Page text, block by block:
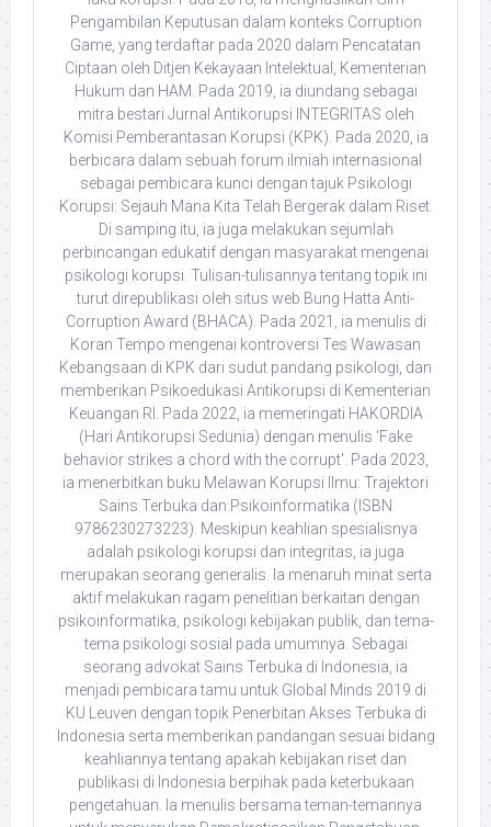
Pengambilan Keputusan dalam konteks Corruption
Game, yang terdaftar pada 2020 dalam Pencatatan
Ciptaan oleh Ditjen Kekayaan Intelektual, Kementerian
Hukum dan HAM. Pada 2019, ia diundang sebagai
mitra bestari Jurnal Antikorupsi INTEGRITAS oleh
Komisi Pemberantasan Korupsi (KPK). Pada 2020, ia
berbicara dalam sebuah forum ilmiah internasional
sebagai pembicara kunci dengan tajuk Psikologi
Korupsi: Sejauh Mana Kita Telah Bergerak dalam Riset.
Di samping itu, ia juga melakukan sejumlah
perbincangan edukatif dengan masyarakat mengenai
psikologi korupsi. Tulisan-tulisannya tentang topik ini
turut direpublikasi oleh situs web Bung Hatta Anti-
Corruption Award (BHACA). Pada 2021, ia menulis di
Koran Tempo mengenai kontroversi Tes Wawasan
Kebangsaan di KPK dari sudut pandang psikologi, dan
memberikan Psikoedukasi Antikorupsi di Kementerian
Keuangan RI. Pada 2022, ia memeringati HAKORDIA
(Hari Antikorupsi Sedunia) dengan menulis 'Fake
behavior strikes a chord with the corrupt'. Pada 2023,
ia menerbitkan buku Melawan Korupsi Ilmu: Trajektori
Sains Terbuka dan Psikoinformatika (ISBN
9786230273223). Meskipun keahlian spesialisnya
adalah psikologi korupsi dan integritas, ia juga
merupakan seorang generalis. Ia menaruh minat serta
aktif melakukan ragam penelitian berkaitan dengan
psikoinformatika, psikologi kebijakan publik, dan tema-
tema psikologi sosial pada umumnya. Sebagai
seorang advokat Sains Terbuka di Indonesia, ia
menjadi pembicara tamu untuk Global Minds 2019 di
KU Leuven dengan topik Penerbitan Akses Terbuka di
Indonesia serta memberikan pandangan sesuai bidang
keahliannya tentang apakah kebijakan riset dan
publikasi di Indonesia berpihak pada keterbukaan
pengetahuan. Ia menulis bersama teman-temannya